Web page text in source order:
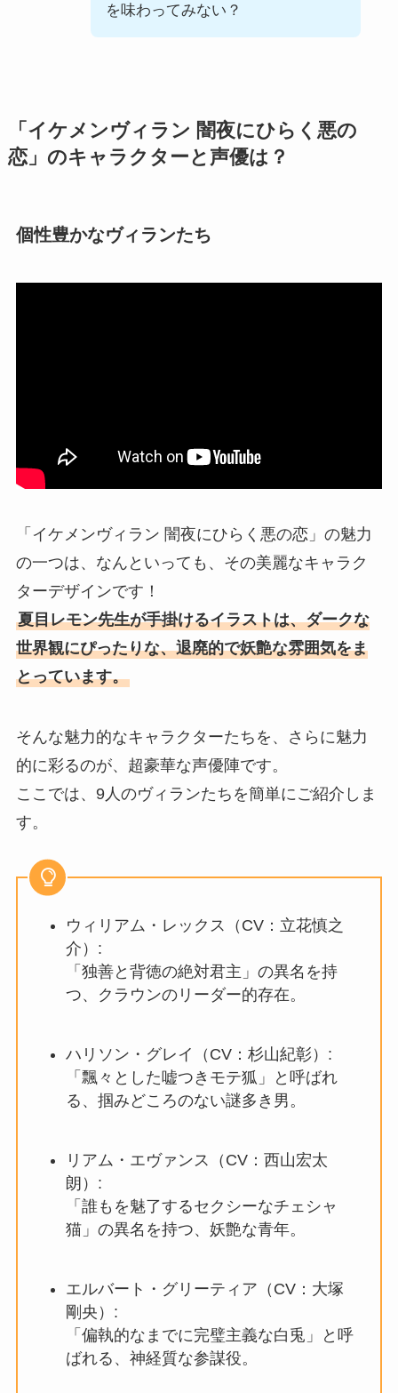
を味わってみない？
「イケメンヴィラン 闇夜にひらく悪の
恋」のキャラクターと声優は？
個性豊かなヴィランたち
「イケメンヴィラン 闇夜にひらく悪の恋」の魅力
の一つは、なんといっても、その美麗なキャラク
ターデザインです！
夏目レモン先生が手掛けるイラストは、ダークな
世界観にぴったりな、退廃的で妖艶な雰囲気をま
とっています。
そんな魅力的なキャラクターたちを、さらに魅力
的に彩るのが、超豪華な声優陣です。
ここでは、9人のヴィランたちを簡単にご紹介しま
す。
ウィリアム・レックス（CV：立花慎之
介）:
「独善と背徳の絶対君主」の異名を持
つ、クラウンのリーダー的存在。
ハリソン・グレイ（CV：杉山紀彰）:
「飄々とした嘘つきモテ狐」と呼ばれ
る、掴みどころのない謎多き男。
リアム・エヴァンス（CV：西山宏太
朗）:
「誰もを魅了するセクシーなチェシャ
猫」の異名を持つ、妖艶な青年。
エルバート・グリーティア（CV：大塚
剛央）:
「偏執的なまでに完璧主義な白兎」と呼
ばれる、神経質な参謀役。